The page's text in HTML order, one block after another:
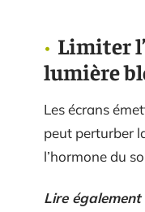
Limiter
lumière
Les écrans
peut perturber
l’hormone du
Lire également